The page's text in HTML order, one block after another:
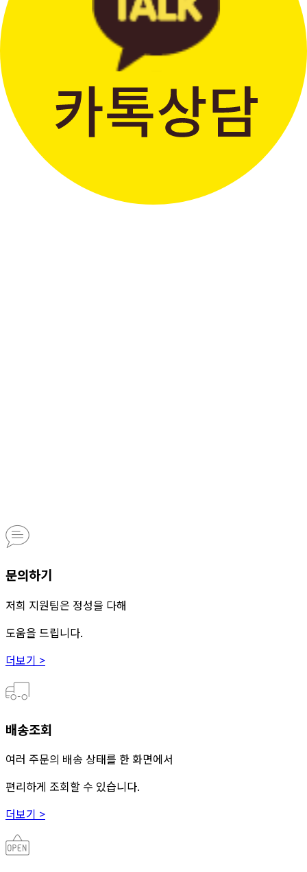
문의하기
저희 지원팀은 정성을 다해
도움을 드립니다.
더보기 >
배송조회
여러 주문의 배송 상태를 한 화면에서
편리하게 조회할 수 있습니다.
더보기 >